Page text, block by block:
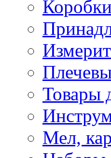
Товары
Мел,